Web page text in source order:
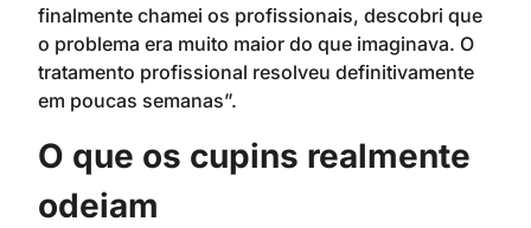
finalmente chamei os profissionais, descobri que
o problema era muito maior do que imaginava. O
tratamento profissional resolveu definitivamente
em poucas semanas”.
O que os cupins realmente
odeiam